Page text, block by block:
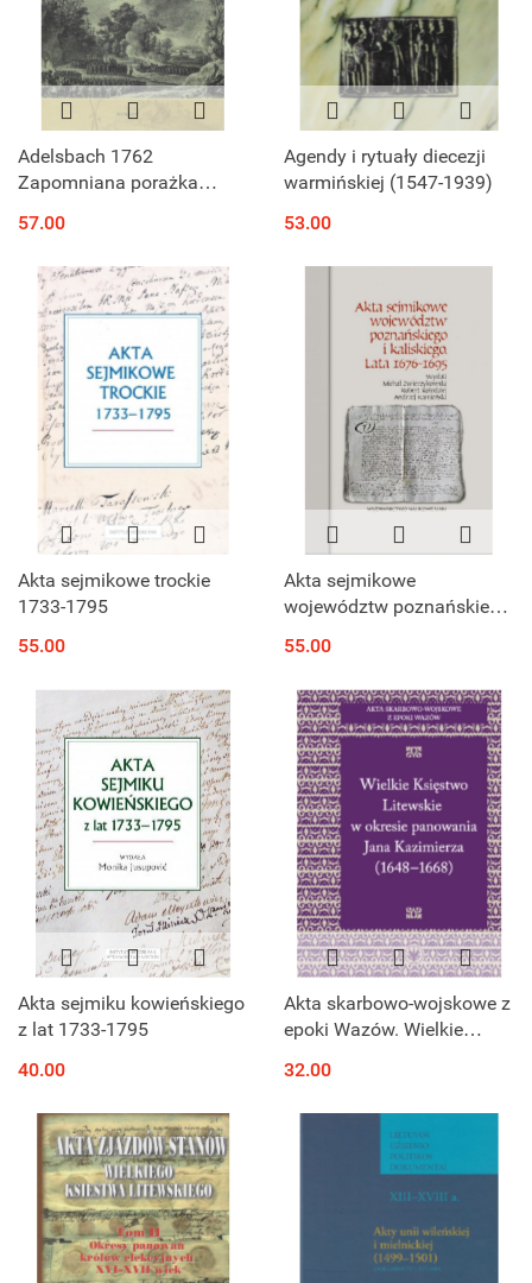
Adelsbach 1762
Zapomniana porażka
57.00
Agendy i rytuały diecezji
warmińskiej (1547-1939)
53.00
Akta sejmikowe trockie
1733-1795
55.00
Akta sejmikowe
województw poznańskiego
1695
55.00
Akta sejmiku kowieńskiego
z lat 1733-1795
40.00
Akta skarbowo-wojskowe z
epoki Wazów. Wielkie
okresie panowania Jana
Kazimierza (1648-1668)
32.00